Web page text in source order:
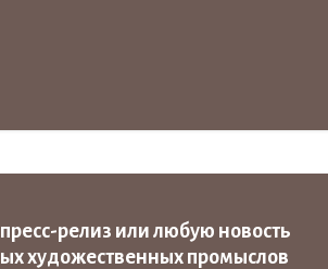
релиз или любую новость
художественных промыслов